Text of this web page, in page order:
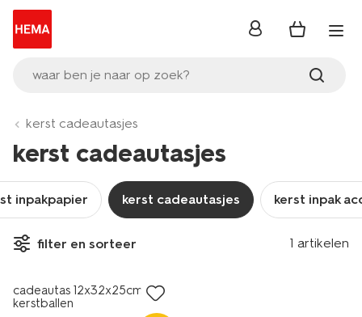
waar ben je naar op zoek?
inloggen
kerst cadeautasjes
kerst cadeautasjes
inpakpapier kerst cadeautasjes kerst inpak
filter en sorteer 1 artikelen
cadeautas 12x32x25cm
kerstballen